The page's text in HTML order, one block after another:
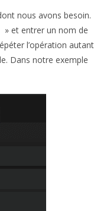
nous avons besoin.
et entrer un nom de
l’opération autant
Dans notre exemple